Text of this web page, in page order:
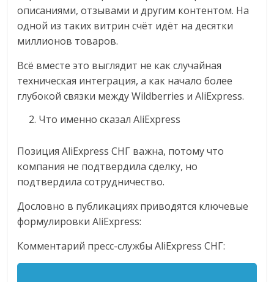
описаниями, отзывами и другим контентом. На
одной из таких витрин счёт идёт на десятки
миллионов товаров.
Всё вместе это выглядит не как случайная
техническая интеграция, а как начало более
глубокой связки между Wildberries и AliExpress.
Что именно сказал AliExpress
Позиция AliExpress СНГ важна, потому что
компания не подтвердила сделку, но
подтвердила сотрудничество.
Дословно в публикациях приводятся ключевые
формулировки AliExpress:
Комментарий пресс-службы AliExpress СНГ: